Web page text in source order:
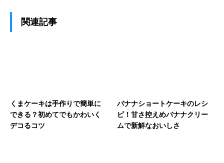
関連記事
くまケーキは手作りで簡単に
できる？初めてでもかわいく
デコるコツ
バナナショートケーキのレシ
ピ！甘さ控えめバナナクリー
ムで新鮮なおいしさ